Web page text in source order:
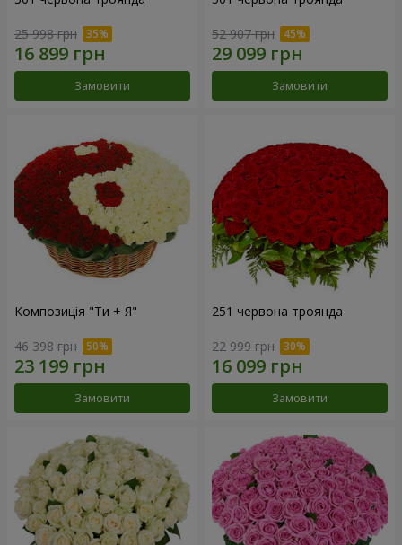
25 998 грн
Замовити
52 907 грн
Замовити
Композиція "Ти + Я"
46 398 грн
Замовити
251 червона троянда
22 999 грн
Замовити